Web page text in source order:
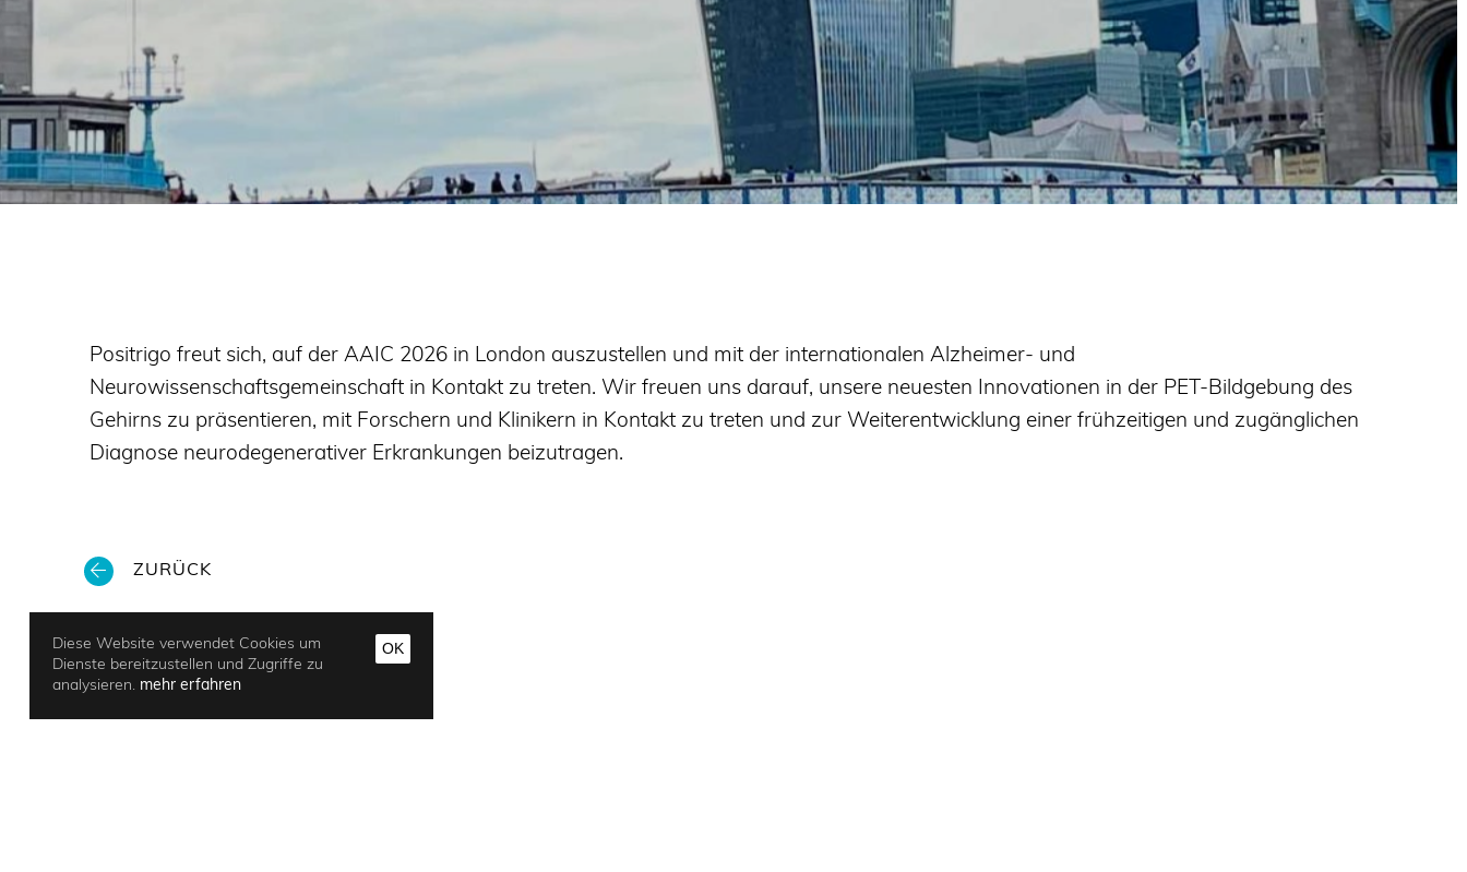
Positrigo freut sich, auf der AAIC 2026 in London auszustellen und mit der internationalen Alzheimer- und
Neurowissenschaftsgemeinschaft in Kontakt zu treten. Wir freuen uns darauf, unsere neuesten Innovationen in der PET-Bildgebung des
Gehirns zu präsentieren, mit Forschern und Klinikern in Kontakt zu treten und zur Weiterentwicklung einer frühzeitigen und zugänglichen
Diagnose neurodegenerativer Erkrankungen beizutragen.
ZURÜCK
Diese Website verwendet Cookies um
Dienste bereitzustellen und Zugriffe zu
analysieren. mehr erfahren
OK